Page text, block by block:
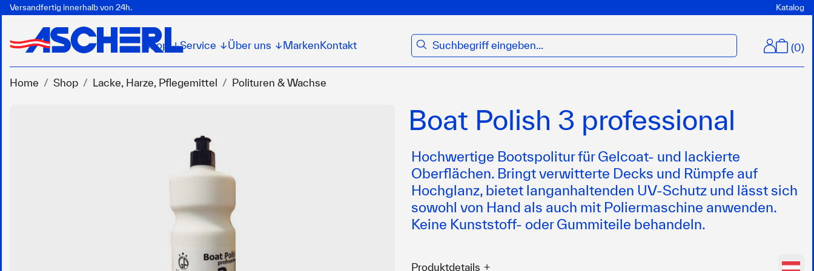
Versandfertig innerhalb von 24h. Katalog
Shop ↓Service ↓Über uns ↓ Marken Kontakt suchen (0)
Home Shop Lacke, Harze, Pflegemittel Polituren & Wachse
Boat Polish 3 professional
Hochwertige Bootspolitur für Gelcoat- und lackierte
Oberflächen. Bringt verwitterte Decks und Rümpfe auf
Hochglanz, bietet langanhaltenden UV-Schutz und lässt sich
sowohl von Hand als auch mit Poliermaschine anwenden.
Keine Kunststoff- oder Gummiteile behandeln.
Produktdetails